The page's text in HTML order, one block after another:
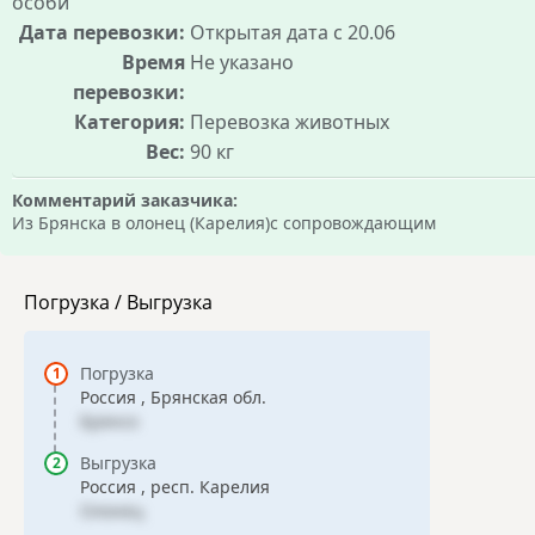
Дата перевозки: Открытая дата c 20.06
Время
перевозки:
Не указано
Категория: Перевозка животных
Вес: 90 кг
Комментарий заказчика:
Из Брянска в олонец (Карелия)с сопровождающим
Погрузка / Выгрузка
Погрузка
Россия , Брянская обл.
Брянск
Выгрузка
Россия , респ. Карелия
Олонец